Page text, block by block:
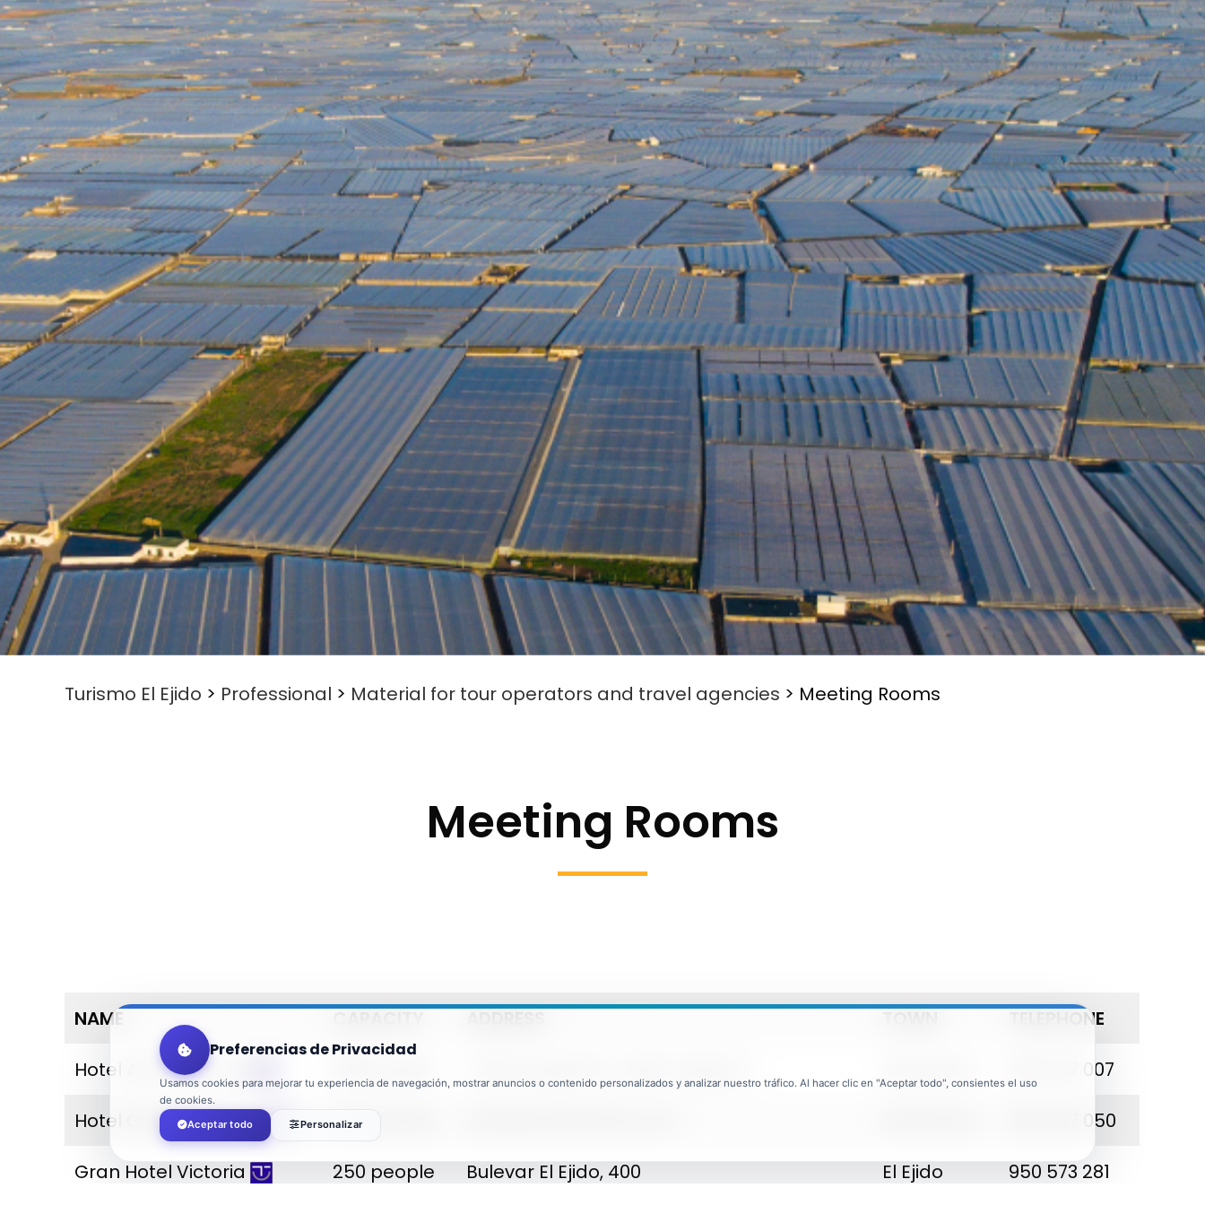
Turismo El Ejido > Professional > Material for tour operators and travel agencies > Meeting Rooms
Meeting Rooms
NAME TELEPHONE
Hotel AR Almerimar 950 497 007
Hotel Golf Almerimar 450 people 950 497 050
Gran Hotel Victoria 250 people Bulevar El Ejido, 400 El Ejido 950 573 281
Preferencias de Privacidad
Usamos cookies para mejorar tu experiencia de navegación, mostrar anuncios o contenido personalizados y analizar nuestro tráfico. Al hacer clic en "Aceptar todo", consientes el uso
de cookies.
Aceptar todo
Personalizar